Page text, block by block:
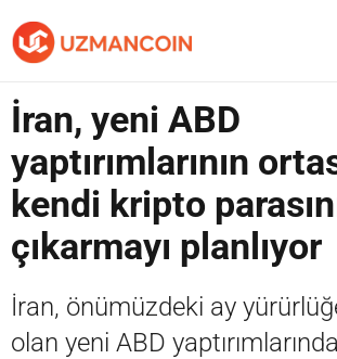
Piyasa
Soru Sor
Contact / İletişim
İran, yeni ABD
yaptırımlarının
kendi kripto
çıkarmayı planlıyor
İran, önümüzdeki ay
olan yeni ABD